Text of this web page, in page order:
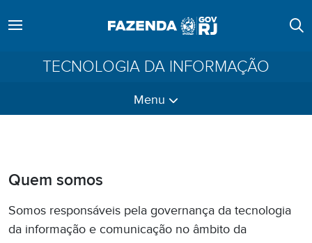
TECNOLOGIA DA INFORMAÇÃO
Menu
Quem somos
Somos responsáveis pela governança da tecnologia
da informação e comunicação no âmbito da